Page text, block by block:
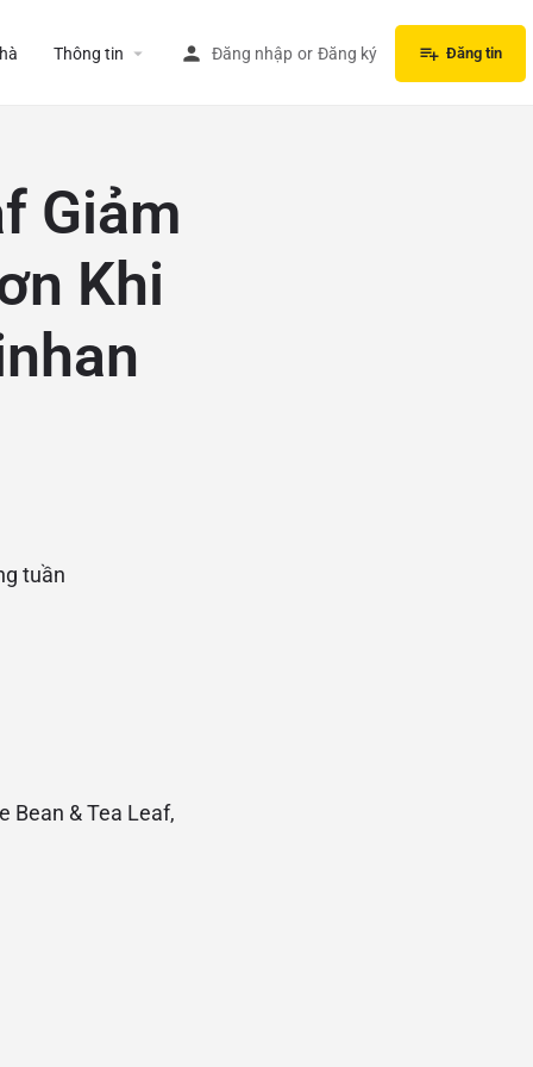
Thông tin Đăng nhập or Đăng ký Đăng tin
Giảm
Khi
tuần
Bean & Tea Leaf,